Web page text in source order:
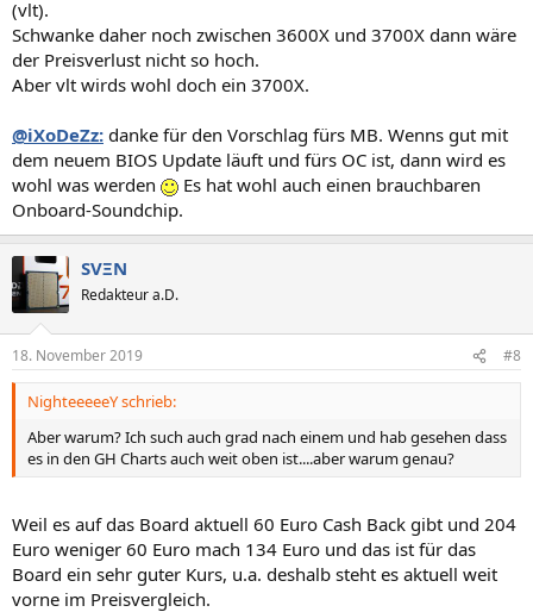
(vlt).
Schwanke daher noch zwischen 3600X und 3700X dann wäre
der Preisverlust nicht so hoch.
Aber vlt wirds wohl doch ein 3700X.
@iXoDeZz: danke für den Vorschlag fürs MB. Wenns gut mit
dem neuem BIOS Update läuft und fürs OC ist, dann wird es
wohl was werden
Es hat wohl auch einen brauchbaren
Onboard-Soundchip.
SVΞN
Redakteur a.D.
18. November 2019 #8
NighteeeeeY schrieb:
Aber warum? Ich such auch grad nach einem und hab gesehen dass
es in den GH Charts auch weit oben ist....aber warum genau?
Weil es auf das Board aktuell 60 Euro Cash Back gibt und 204
Euro weniger 60 Euro mach 134 Euro und das ist für das
Board ein sehr guter Kurs, u.a. deshalb steht es aktuell weit
vorne im Preisvergleich.